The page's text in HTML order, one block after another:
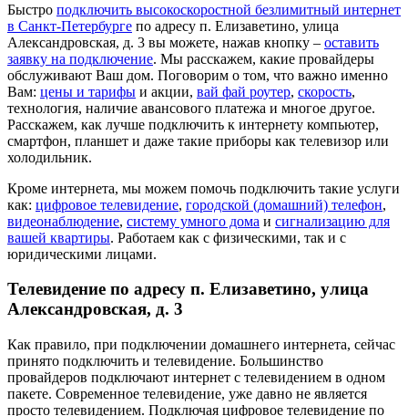
Быстро подключить высокоскоростной безлимитный интернет
в Санкт-Петербурге по адресу п. Елизаветино, улица
Александровская, д. 3 вы можете, нажав кнопку – оставить
заявку на подключение. Мы расскажем, какие провайдеры
обслуживают Ваш дом. Поговорим о том, что важно именно
Вам: цены и тарифы и акции, вай фай роутер, скорость,
технология, наличие авансового платежа и многое другое.
Расскажем, как лучше подключить к интернету компьютер,
смартфон, планшет и даже такие приборы как телевизор или
холодильник.
Кроме интернета, мы можем помочь подключить такие услуги
как: цифровое телевидение, городской (домашний) телефон,
видеонаблюдение, систему умного дома и сигнализацию для
вашей квартиры. Работаем как с физическими, так и с
юридическими лицами.
Телевидение по адресу п. Елизаветино, улица
Александровская, д. 3
Как правило, при подключении домашнего интернета, сейчас
принято подключить и телевидение. Большинство
провайдеров подключают интернет с телевидением в одном
пакете. Современное телевидение, уже давно не является
просто телевидением. Подключая цифровое телевидение по